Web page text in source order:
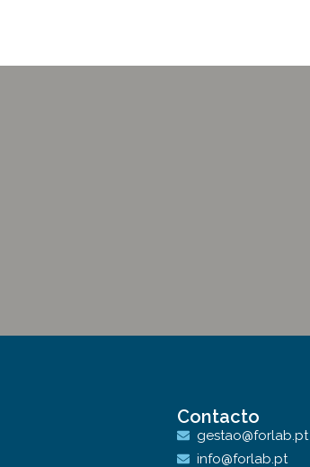
Contacto
gestao@forlab.pt
info@forlab.pt